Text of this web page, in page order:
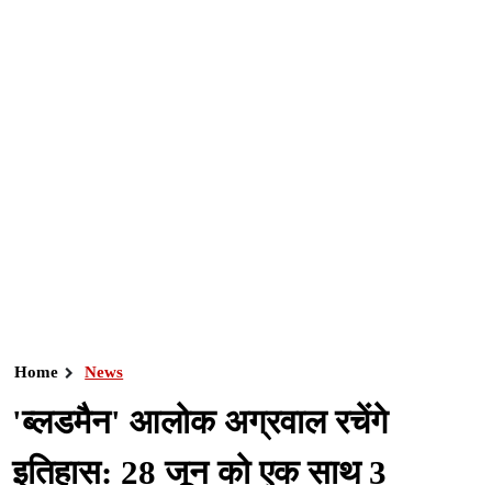
Home News
'ब्लडमैन' आलोक अग्रवाल रचेंगे
इतिहास: 28 जून को एक साथ 3